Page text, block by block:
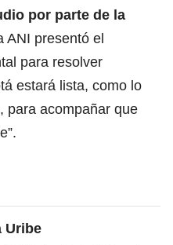
por parte de la
ANI presentó el
para resolver
estará lista, como lo
para acompañar que
Uribe